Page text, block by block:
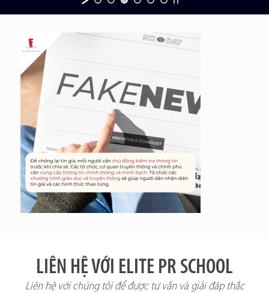
LIÊN HỆ VỚI ELITE PR SCHOOL
Liên hệ với chúng tôi để được tư vấn và giải đáp thắc